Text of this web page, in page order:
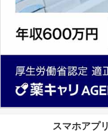
スマホアプ